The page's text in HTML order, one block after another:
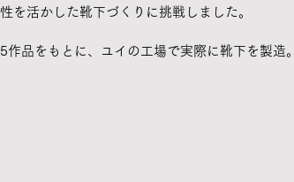
を活かした靴下づくりに挑戦しました。
作品をもとに、ユイの工場で実際に靴下を製造。